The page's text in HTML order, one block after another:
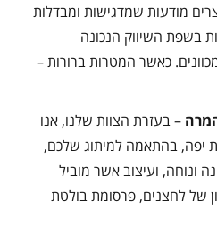
מודעות שמדגישות ומבדלות
בשפת השיווק הנכונה
כאשר המטרות ברורות –
– בעזרת הצוות שלנו, אנו
יפה, בהתאמה למיתוג שלכם,
ונוחה, ועיצוב אשר מוביל
של לחצנים, פרסומת בולטת